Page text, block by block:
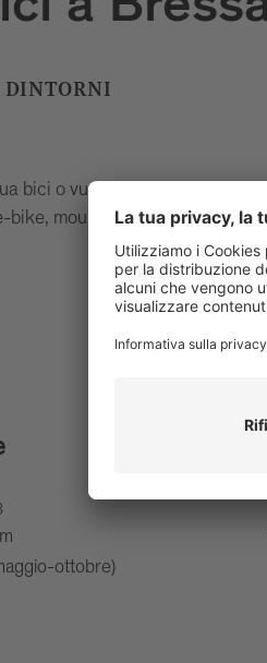
a
DINTORNI
bici o vuoi provare qualcosa
mountain bike o city bike.
ottobre)